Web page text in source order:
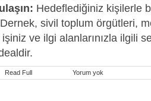
Hedeflediğiniz kişilerle
sivil toplum örgütleri,
ve ilgi alanlarınızla ilgili
Read Full Yorum yok
Network